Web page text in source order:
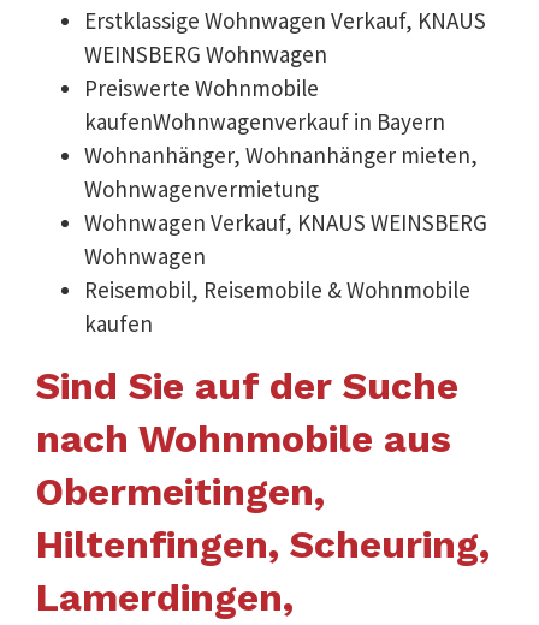
Erstklassige Wohnwagen Verkauf, KNAUS
WEINSBERG Wohnwagen
Preiswerte Wohnmobile
kaufenWohnwagenverkauf in Bayern
Wohnanhänger, Wohnanhänger mieten,
Wohnwagenvermietung
Wohnwagen Verkauf, KNAUS WEINSBERG
Wohnwagen
Reisemobil, Reisemobile & Wohnmobile
kaufen
Sind Sie auf der Suche
nach Wohnmobile aus
Obermeitingen,
Hiltenfingen, Scheuring,
Lamerdingen,